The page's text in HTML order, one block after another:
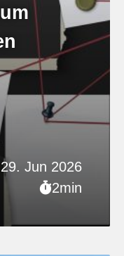
29. Jun 2026
2min